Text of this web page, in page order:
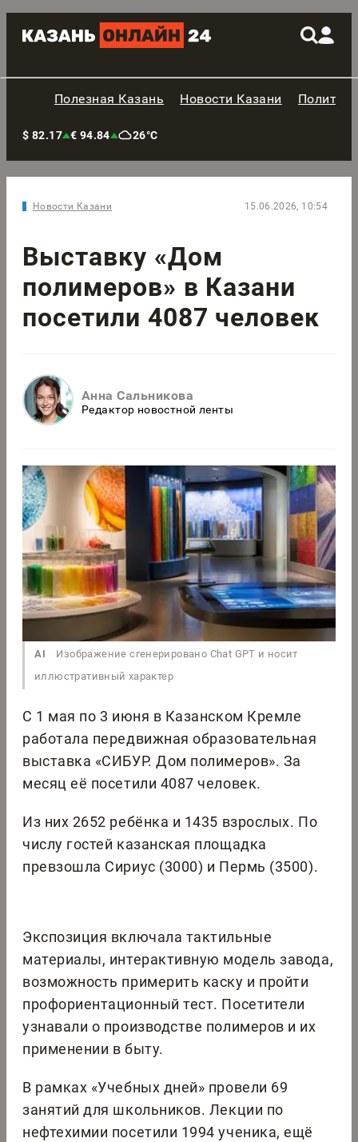
Полезная Казань Новости Казани
$ 82.17 € 94.84 26°C
Новости Казани 15.06.2026, 10:54
Выставку «Дом
полимеров» в Казани
посетили 4087 человек
Анна Сальникова
Редактор новостной ленты
AI
Изображение сгенерировано Chat GPT и носит
иллюстративный характер
С 1 мая по 3 июня в Казанском Кремле
работала передвижная образовательная
выставка «СИБУР. Дом полимеров». За
месяц её посетили 4087 человек.
Из них 2652 ребёнка и 1435 взрослых. По
числу гостей казанская площадка
превзошла Сириус (3000) и Пермь (3500).
Экспозиция включала тактильные
материалы, интерактивную модель завода,
возможность примерить каску и пройти
профориентационный тест. Посетители
узнавали о производстве полимеров и их
применении в быту.
В рамках «Учебных дней» провели 69
занятий для школьников. Лекции по
нефтехимии посетили 1994 ученика, ещё